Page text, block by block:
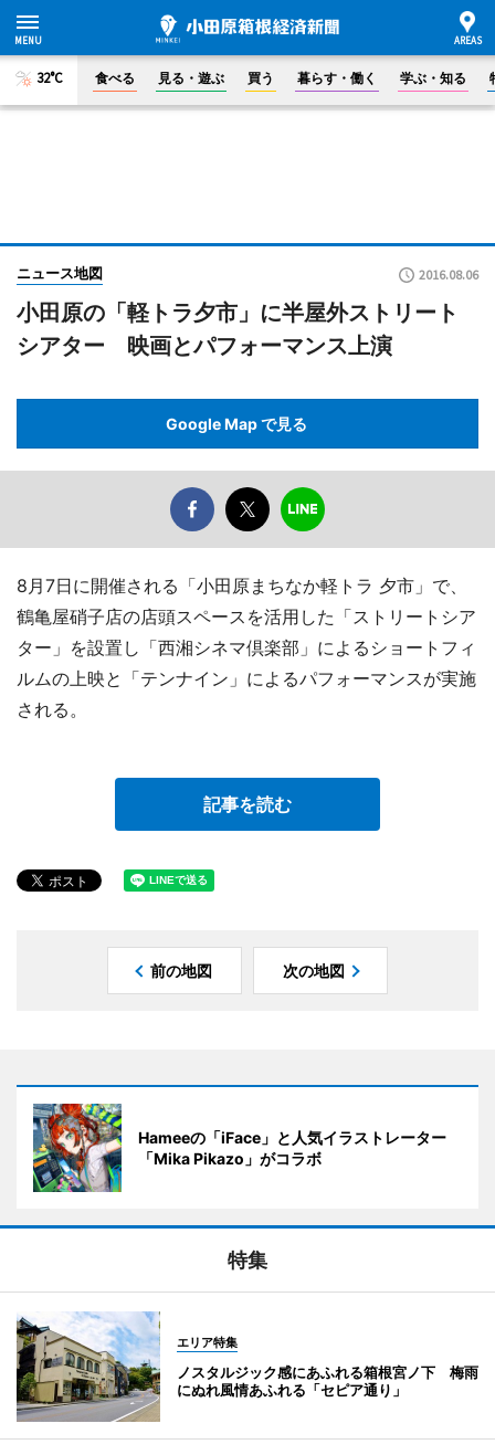
32°C 食べる 見る・遊ぶ 買う 暮らす・働く 学ぶ・知る
ニュース地図 2016.08.06
小田原の「軽トラ夕市」に半屋外ストリート
シアター 映画とパフォーマンス上演
Google Map で見る
8月7日に開催される「小田原まちなか軽トラ 夕市」で、
鶴亀屋硝子店の店頭スペースを活用した「ストリートシア
ター」を設置し「西湘シネマ倶楽部」によるショートフィ
ルムの上映と「テンナイン」によるパフォーマンスが実施
される。
記事を読む
前の地図 次の地図
Hameeの「iFace」と人気イラストレーター
「Mika Pikazo」がコラボ
特集
エリア特集
ノスタルジック感にあふれる箱根宮ノ下 梅雨
にぬれ風情あふれる「セピア通り」